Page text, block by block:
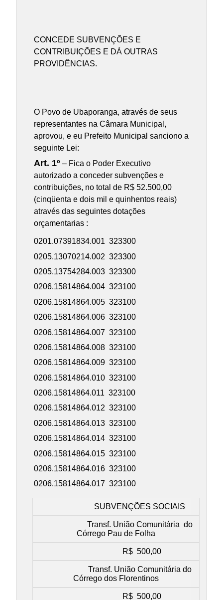
CONCEDE SUBVENÇÕES E
CONTRIBUIÇÕES E DÁ OUTRAS
PROVIDÊNCIAS.
O Povo de Ubaporanga, através de seus
representantes na Câmara Municipal,
aprovou, e eu Prefeito Municipal sanciono a
seguinte Lei:
Art. 1º – Fica o Poder Executivo
autorizado a conceder subvenções e
contribuições, no total de R$ 52.500,00
(cinqüenta e dois mil e quinhentos reais)
através das seguintes dotações
orçamentarias :
0201.07391834.001 323300
0205.13070214.002 323300
0205.13754284.003 323300
0206.15814864.004 323100
0206.15814864.005 323100
0206.15814864.006 323100
0206.15814864.007 323100
0206.15814864.008 323100
0206.15814864.009 323100
0206.15814864.010 323100
0206.15814864.011 323100
0206.15814864.012 323100
0206.15814864.013 323100
0206.15814864.014 323100
0206.15814864.015 323100
0206.15814864.016 323100
0206.15814864.017 323100
SUBVENÇÕES SOCIAIS
Transf. União Comunitária do
Córrego Pau de Folha
R$ 500,00
Transf. União Comunitária do
Córrego dos Florentinos
R$ 500,00